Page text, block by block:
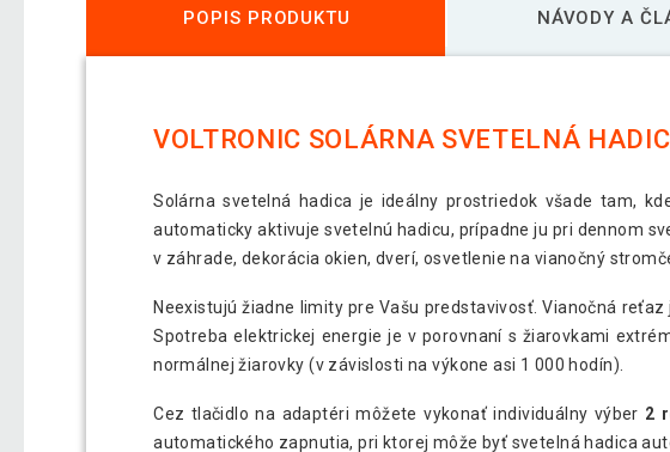
POPIS PRODUKTU NÁVODY A
VOLTRONIC SOLÁRNA SVETELNÁ
Solárna svetelná hadica je ideálny prostriedok všade tam,
automaticky aktivuje svetelnú hadicu, prípadne ju pri dennom
v záhrade, dekorácia okien, dverí, osvetlenie na vianočný
Neexistujú žiadne limity pre Vašu predstavivosť. Vianočná reťaz
Spotreba elektrickej energie je v porovnaní s žiarovkami
normálnej žiarovky (v závislosti na výkone asi 1 000 hodín).
Cez tlačidlo na adaptéri môžete vykonať individuálny výber 2
automatického zapnutia, pri ktorej môže byť svetelná hadica